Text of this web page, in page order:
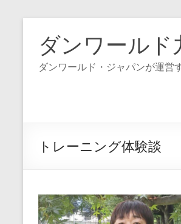
ダンワールド
ダンワールド・ジャパンが運営
トレーニング体験談